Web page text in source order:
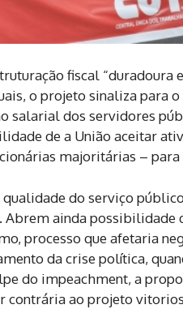
fiscal “duradoura
o projeto sinaliza para
salarial dos servidores
de a União aceitar
majoritárias –
do serviço
Abrem ainda possibilidade
processo que afetaria
da crise política,
do impeachment, a
ao projeto